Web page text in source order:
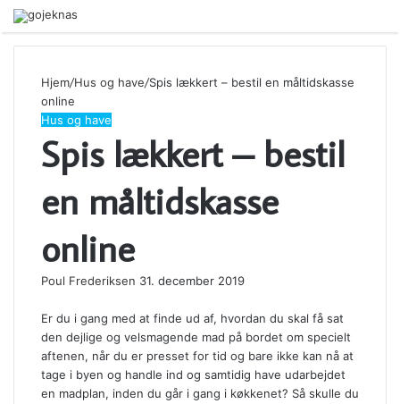
Menu
Hjem/Hus og have/Spis lækkert – bestil en måltidskasse
online
Hus og have
Spis lækkert – bestil
en måltidskasse
online
Poul Frederiksen 31. december 2019
Er du i gang med at finde ud af, hvordan du skal få sat
den dejlige og velsmagende mad på bordet om specielt
aftenen, når du er presset for tid og bare ikke kan nå at
tage i byen og handle ind og samtidig have udarbejdet
en madplan, inden du går i gang i køkkenet? Så skulle du